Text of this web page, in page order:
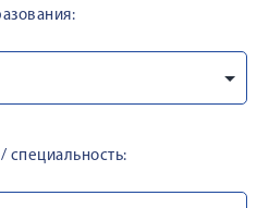
специальность: